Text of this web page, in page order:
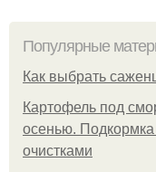
Популярные
Как выбрать
Картофель под
осенью.
очистками